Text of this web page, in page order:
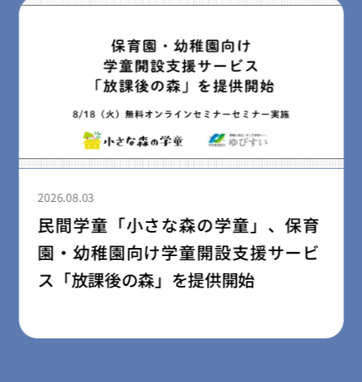
2026.08.03
民間学童「小さな森の学童」、保育
園・幼稚園向け学童開設支援サービ
ス「放課後の森」を提供開始